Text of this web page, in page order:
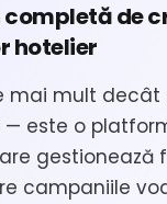
de
hotelier
mai mult
este o
gestionează
campaniile